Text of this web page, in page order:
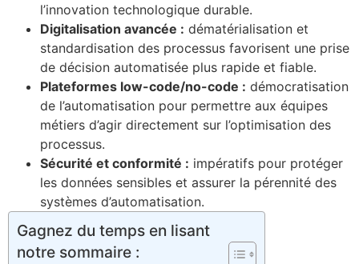
l’innovation technologique durable.
Digitalisation avancée : dématérialisation et
standardisation des processus favorisent une prise
de décision automatisée plus rapide et fiable.
Plateformes low-code/no-code : démocratisation
de l’automatisation pour permettre aux équipes
métiers d’agir directement sur l’optimisation des
processus.
Sécurité et conformité : impératifs pour protéger
les données sensibles et assurer la pérennité des
systèmes d’automatisation.
Gagnez du temps en lisant
notre sommaire :